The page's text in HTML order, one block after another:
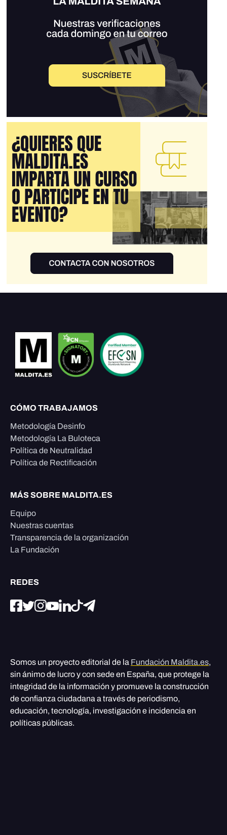
CÓMO TRABAJAMOS
Metodología Desinfo
Metodología La Buloteca
Política de Neutralidad
Política de Rectificación
MÁS SOBRE MALDITA.ES
Equipo
Nuestras cuentas
Transparencia de la organización
La Fundación
REDES
Somos un proyecto editorial de la Fundación Maldita.es,
sin ánimo de lucro y con sede en España, que protege la
integridad de la información y promueve la construcción
de confianza ciudadana a través de periodismo,
educación, tecnología, investigación e incidencia en
políticas públicas.